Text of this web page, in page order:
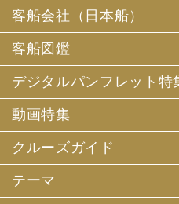
客船会社（日本船）
客船図鑑
デジタルパンフレット特
動画特集
クルーズガイド
テーマ